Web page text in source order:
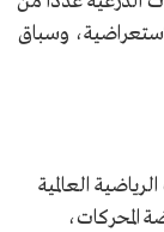
وسباق
العالمية
المحركات،